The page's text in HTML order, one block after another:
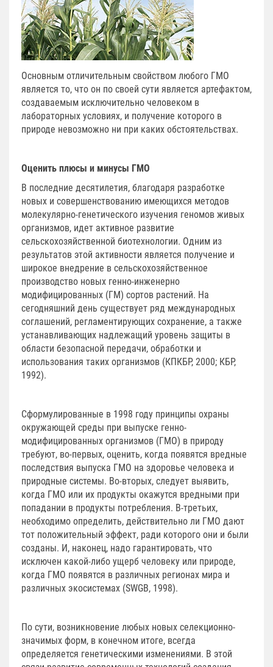
Основным отличительным свойством любого ГМО
является то, что он по своей сути является артефактом,
создаваемым исключительно человеком в
лабораторных условиях, и получение которого в
природе невозможно ни при каких обстоятельствах.
Оценить плюсы и минусы ГМО
В последние десятилетия, благодаря разработке
новых и совершенствованию имеющихся методов
молекулярно-генетического изучения геномов живых
организмов, идет активное развитие
сельскохозяйственной биотехнологии. Одним из
результатов этой активности является получение и
широкое внедрение в сельскохозяйственное
производство новых генно-инженерно
модифицированных (ГМ) сортов растений. На
сегодняшний день существует ряд международных
соглашений, регламентирующих сохранение, а также
устанавливающих надлежащий уровень защиты в
области безопасной передачи, обработки и
использования таких организмов (КПКБР, 2000; КБР,
1992).
Сформулированные в 1998 году принципы охраны
окружающей среды при выпуске генно-
модифицированных организмов (ГМО) в природу
требуют, во-первых, оценить, когда появятся вредные
последствия выпуска ГМО на здоровье человека и
природные системы. Во-вторых, следует выявить,
когда ГМО или их продукты окажутся вредными при
попадании в продукты потребления. В-третьих,
необходимо определить, действительно ли ГМО дают
тот положительный эффект, ради которого они и были
созданы. И, наконец, надо гарантировать, что
исключен какой-либо ущерб человеку или природе,
когда ГМО появятся в различных регионах мира и
различных экосистемах (SWGB, 1998).
По сути, возникновение любых новых селекционно-
значимых форм, в конечном итоге, всегда
определяется генетическими изменениями. В этой